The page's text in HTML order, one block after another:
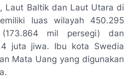
, Laut Baltik dan Laut Utara di
luas wilayah 450.295
mil persegi) dan
juta jiwa. Ibu kota Swedia
Mata Uang yang digunakan